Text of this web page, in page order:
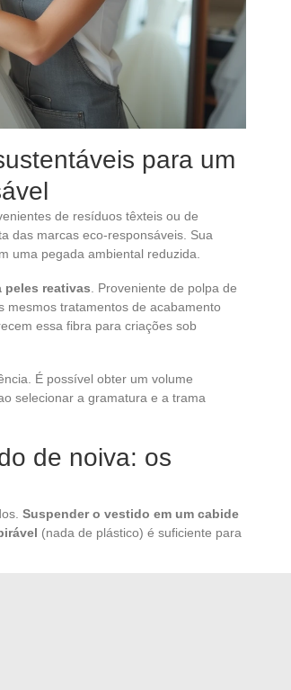
para um
de resíduos têxteis ou de
das marcas eco-responsáveis. Sua
uma pegada ambiental reduzida.
peles reativas . Proveniente de polpa de
mesmos tratamentos de acabamento
essa fibra para criações sob
É possível obter um volume
selecionar a gramatura e a trama
de noiva: os
Suspender o vestido em um cabide
(nada de plástico) é suficiente para